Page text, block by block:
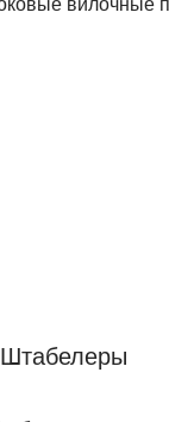
Штабелеры